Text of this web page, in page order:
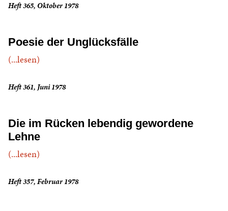
Heft 365, Oktober 1978
Poesie der Unglücksfälle
(...lesen)
Heft 361, Juni 1978
Die im Rücken lebendig gewordene
Lehne
(...lesen)
Heft 357, Februar 1978